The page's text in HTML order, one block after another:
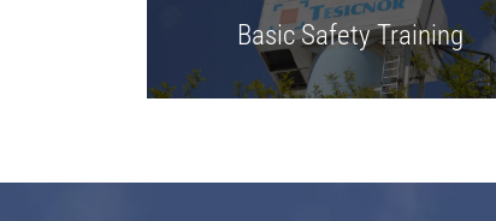
Basic Safety Training